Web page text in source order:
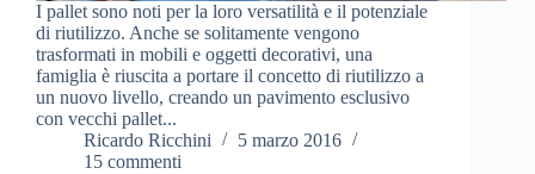
I pallet sono noti per la loro versatilità e il potenziale
di riutilizzo. Anche se solitamente vengono
trasformati in mobili e oggetti decorativi, una
famiglia è riuscita a portare il concetto di riutilizzo a
un nuovo livello, creando un pavimento esclusivo
con vecchi pallet...
Ricardo Ricchini
5 marzo 2016
15 commenti